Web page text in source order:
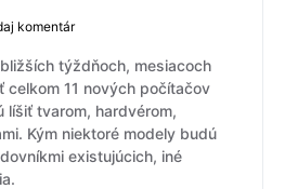
komentár
týždňoch, mesiacoch
celkom 11 nových počítačov
líšiť tvarom, hardvérom,
Kým niektoré modely budú
existujúcich, iné